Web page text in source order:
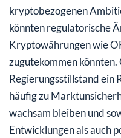
kryptobezogenen
könnten regulatorische
Kryptowährungen wie
zugutekommen
Regierungsstillstand ein
häufig zu
wachsam bleiben und
Entwicklungen als auch